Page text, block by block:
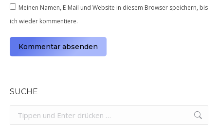
Meinen Namen, E-Mail und Website in diesem Browser speichern, bis
ich wieder kommentiere.
Kommentar absenden
SUCHE
Search: